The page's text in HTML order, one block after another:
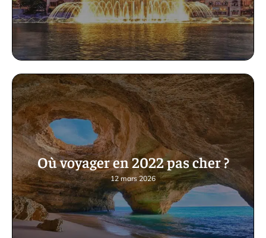
Où voyager en 2022 pas cher ?
12 mars 2026